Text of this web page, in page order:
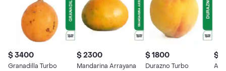
$ 3400
Granadilla Turbo
$ 2300
Mandarina Arrayana
$ 1800
Durazno Turbo
$